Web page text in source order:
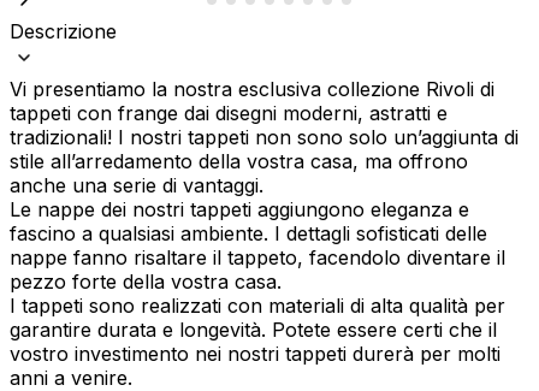
Descrizione
Vi presentiamo la nostra esclusiva collezione Rivoli di
tappeti con frange dai disegni moderni, astratti e
tradizionali! I nostri tappeti non sono solo un’aggiunta di
stile all’arredamento della vostra casa, ma offrono
anche una serie di vantaggi.
Le nappe dei nostri tappeti aggiungono eleganza e
fascino a qualsiasi ambiente. I dettagli sofisticati delle
nappe fanno risaltare il tappeto, facendolo diventare il
pezzo forte della vostra casa.
I tappeti sono realizzati con materiali di alta qualità per
garantire durata e longevità. Potete essere certi che il
vostro investimento nei nostri tappeti durerà per molti
anni a venire.